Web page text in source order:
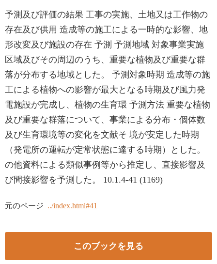
予測及び評価の結果 工事の実施、土地又は工作物の
存在及び供用 造成等の施工による一時的な影響、地
形改変及び施設の存在 予測 予測地域 対象事業実施
区域及びその周辺のうち、重要な植物及び重要な群
落が分布する地域とした。 予測対象時期 造成等の施
工による植物への影響が最大となる時期及び風力発
電施設が完成し、植物の生育環 予測方法 重要な植物
及び重要な群落について、事業による分布・個体数
及び生育環境等の変化を文献そ 境が安定した時期
（発電所の運転が定常状態に達する時期）とした。
の他資料による類似事例等から推定し、直接影響及
び間接影響を予測した。 10.1.4-41 (1169)
元のページ ../index.html#41
このブックを見る